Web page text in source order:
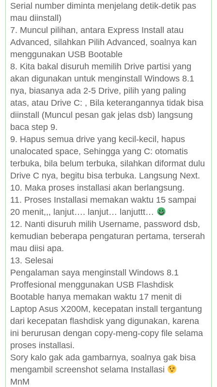
Serial number diminta menjelang detik-detik pas
mau diinstall)
7. Muncul pilihan, antara Express Install atau
Advanced, silahkan Pilih Advanced, soalnya kan
menggunakan USB Bootable
8. Kita bakal disuruh memilih Drive partisi yang
akan digunakan untuk menginstall Windows 8.1
nya, biasanya ada 2-5 Drive, pilih yang paling
atas, atau Drive C: , Bila keterangannya tidak bisa
diinstall (Muncul pesan gak jelas dsb) langsung
baca step 9.
9. Hapus semua drive yang kecil-kecil, hapus
unalocated space, Sehingga yang C: otomatis
terbuka, bila belum terbuka, silahkan diformat dulu
Drive C nya, begitu bisa terbuka. Langsung Next.
10. Maka proses installasi akan berlangsung.
11. Proses Installasi memakan waktu 15 sampai
20 menit,,, lanjut…. lanjut… lanjuttt…
12. Nanti disuruh milih Username, password dsb,
kemudian beberapa pengaturan pertama, terserah
mau diisi apa.
13. Selesai
Pengalaman saya menginstall Windows 8.1
Proffesional menggunakan USB Flashdisk
Bootable hanya memakan waktu 17 menit di
Laptop Asus X200M, kecepatan install tergantung
dari kecepatan flashdisk yang digunakan, karena
ini berurusan dengan copy-meng-copy file selama
proses installasi.
Sory kalo gak ada gambarnya, soalnya gak bisa
mengambil screenshot selama Installasi
MnM